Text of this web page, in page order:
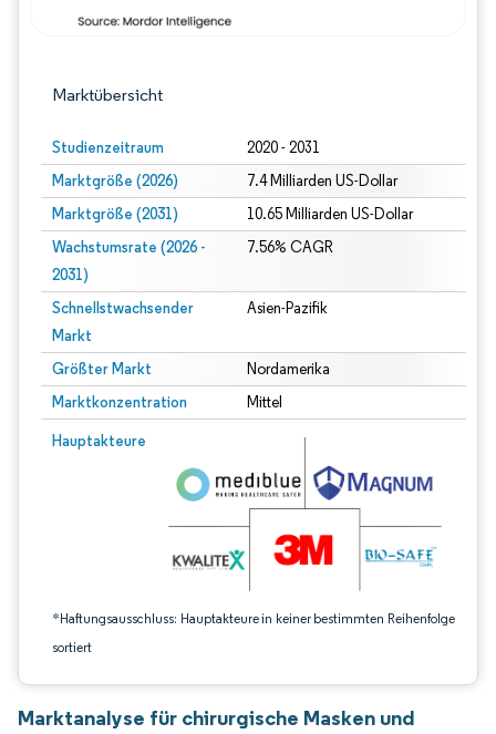
Marktübersicht
Studienzeitraum 2020 - 2031
Marktgröße (2026) 7.4 Milliarden US-Dollar
Marktgröße (2031) 10.65 Milliarden US-Dollar
Wachstumsrate (2026 -
2031)
7.56% CAGR
Schnellstwachsender
Markt
Asien-Pazifik
Größter Markt Nordamerika
Marktkonzentration Mittel
Hauptakteure
*Haftungsausschluss: Hauptakteure in keiner bestimmten Reihenfolge
sortiert
Bild © Mordor Intelligence. Wiederverwendung erfordert Namensnennung
Marktanalyse für chirurgische Masken und